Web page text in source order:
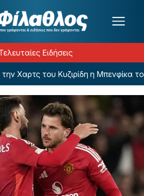
Ειδήσεις
Χαρτς του Κυζιρίδη η Μπενφίκα του